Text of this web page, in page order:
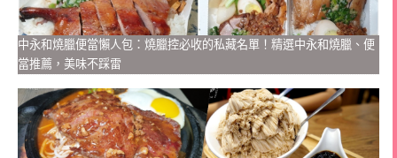
中永和燒臘便當懶人包：燒臘控必收的私藏名單！精選中永和燒臘、便
當推薦，美味不踩雷